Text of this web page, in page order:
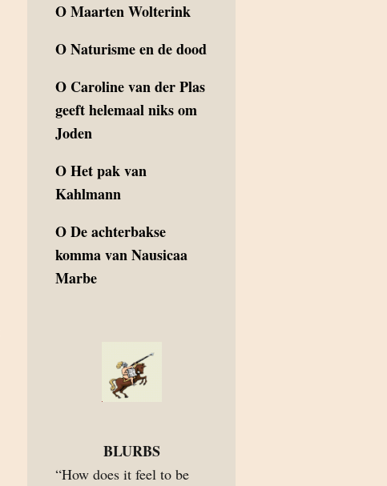
OMaarten Wolterink
ONaturisme en de dood
O Caroline van der Plas
geeft helemaal niks om
Joden
OHet pak van
Kahlmann
ODe achterbakse
komma van Nausicaa
Marbe
BLURBS
“How does it feel to be